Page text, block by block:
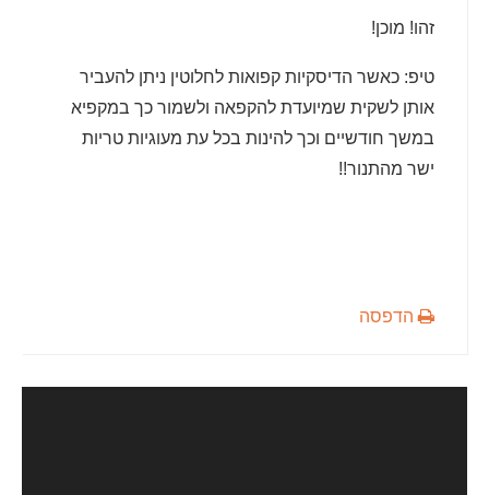
זהו! מוכן!
טיפ: כאשר הדיסקיות קפואות לחלוטין ניתן להעביר
אותן לשקית שמיועדת להקפאה ולשמור כך במקפיא
במשך חודשיים וכך להינות בכל עת מעוגיות טריות
ישר מהתנור!!
הדפסה